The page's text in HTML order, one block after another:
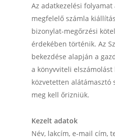
Az adatkezelési folyamat
megfelelő számla
bizonylat-megőrzési
érdekében történik. Az
bekezdése alapján a
a könyvviteli elszámolást
közvetetten
meg kell őrizniük.
Kezelt adatok
Név, lakcím, e-mail cím,